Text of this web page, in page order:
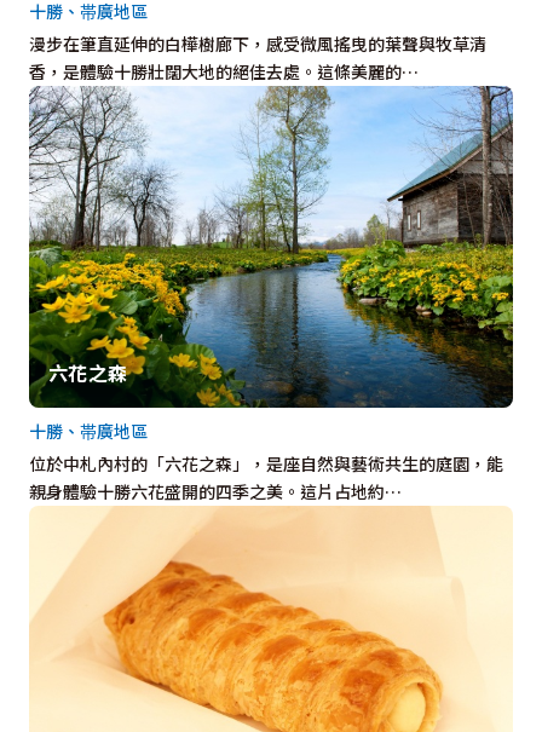
漫步在筆直延伸的白樺樹廊下，感受微風搖曳的葉聲與牧草清
香，是體驗十勝壯闊大地的絕佳去處。這條美麗的…
十勝、帯廣地區
六花之森
位於中札內村的「六花之森」，是座自然與藝術共生的庭園，能
親身體驗十勝六花盛開的四季之美。這片占地約…
十勝、帯廣地區